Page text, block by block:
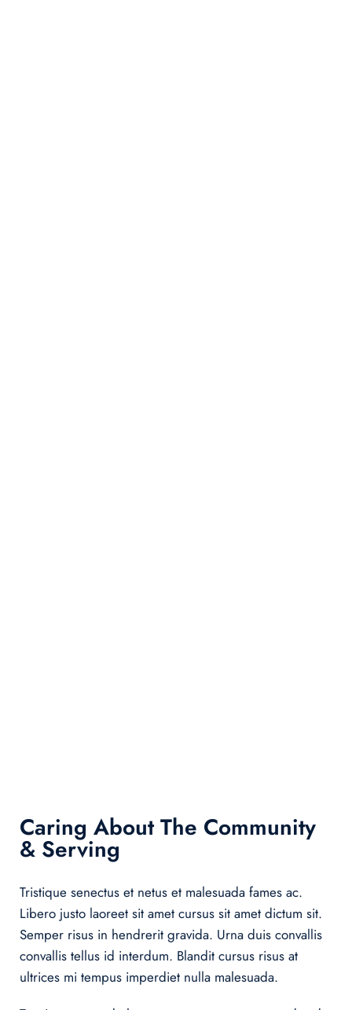
Caring About The Community
& Serving
Tristique senectus et netus et malesuada fames ac.
Libero justo laoreet sit amet cursus sit amet dictum sit.
Semper risus in hendrerit gravida. Urna duis convallis
convallis tellus id interdum. Blandit cursus risus at
ultrices mi tempus imperdiet nulla malesuada.